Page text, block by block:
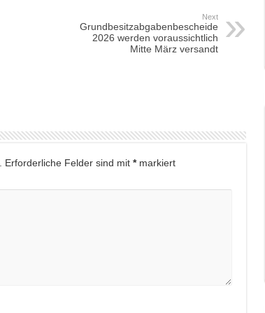
Next
Grundbesitzabgabenbescheide
2026 werden voraussichtlich
Mitte März versandt
Erforderliche Felder sind mit *markiert